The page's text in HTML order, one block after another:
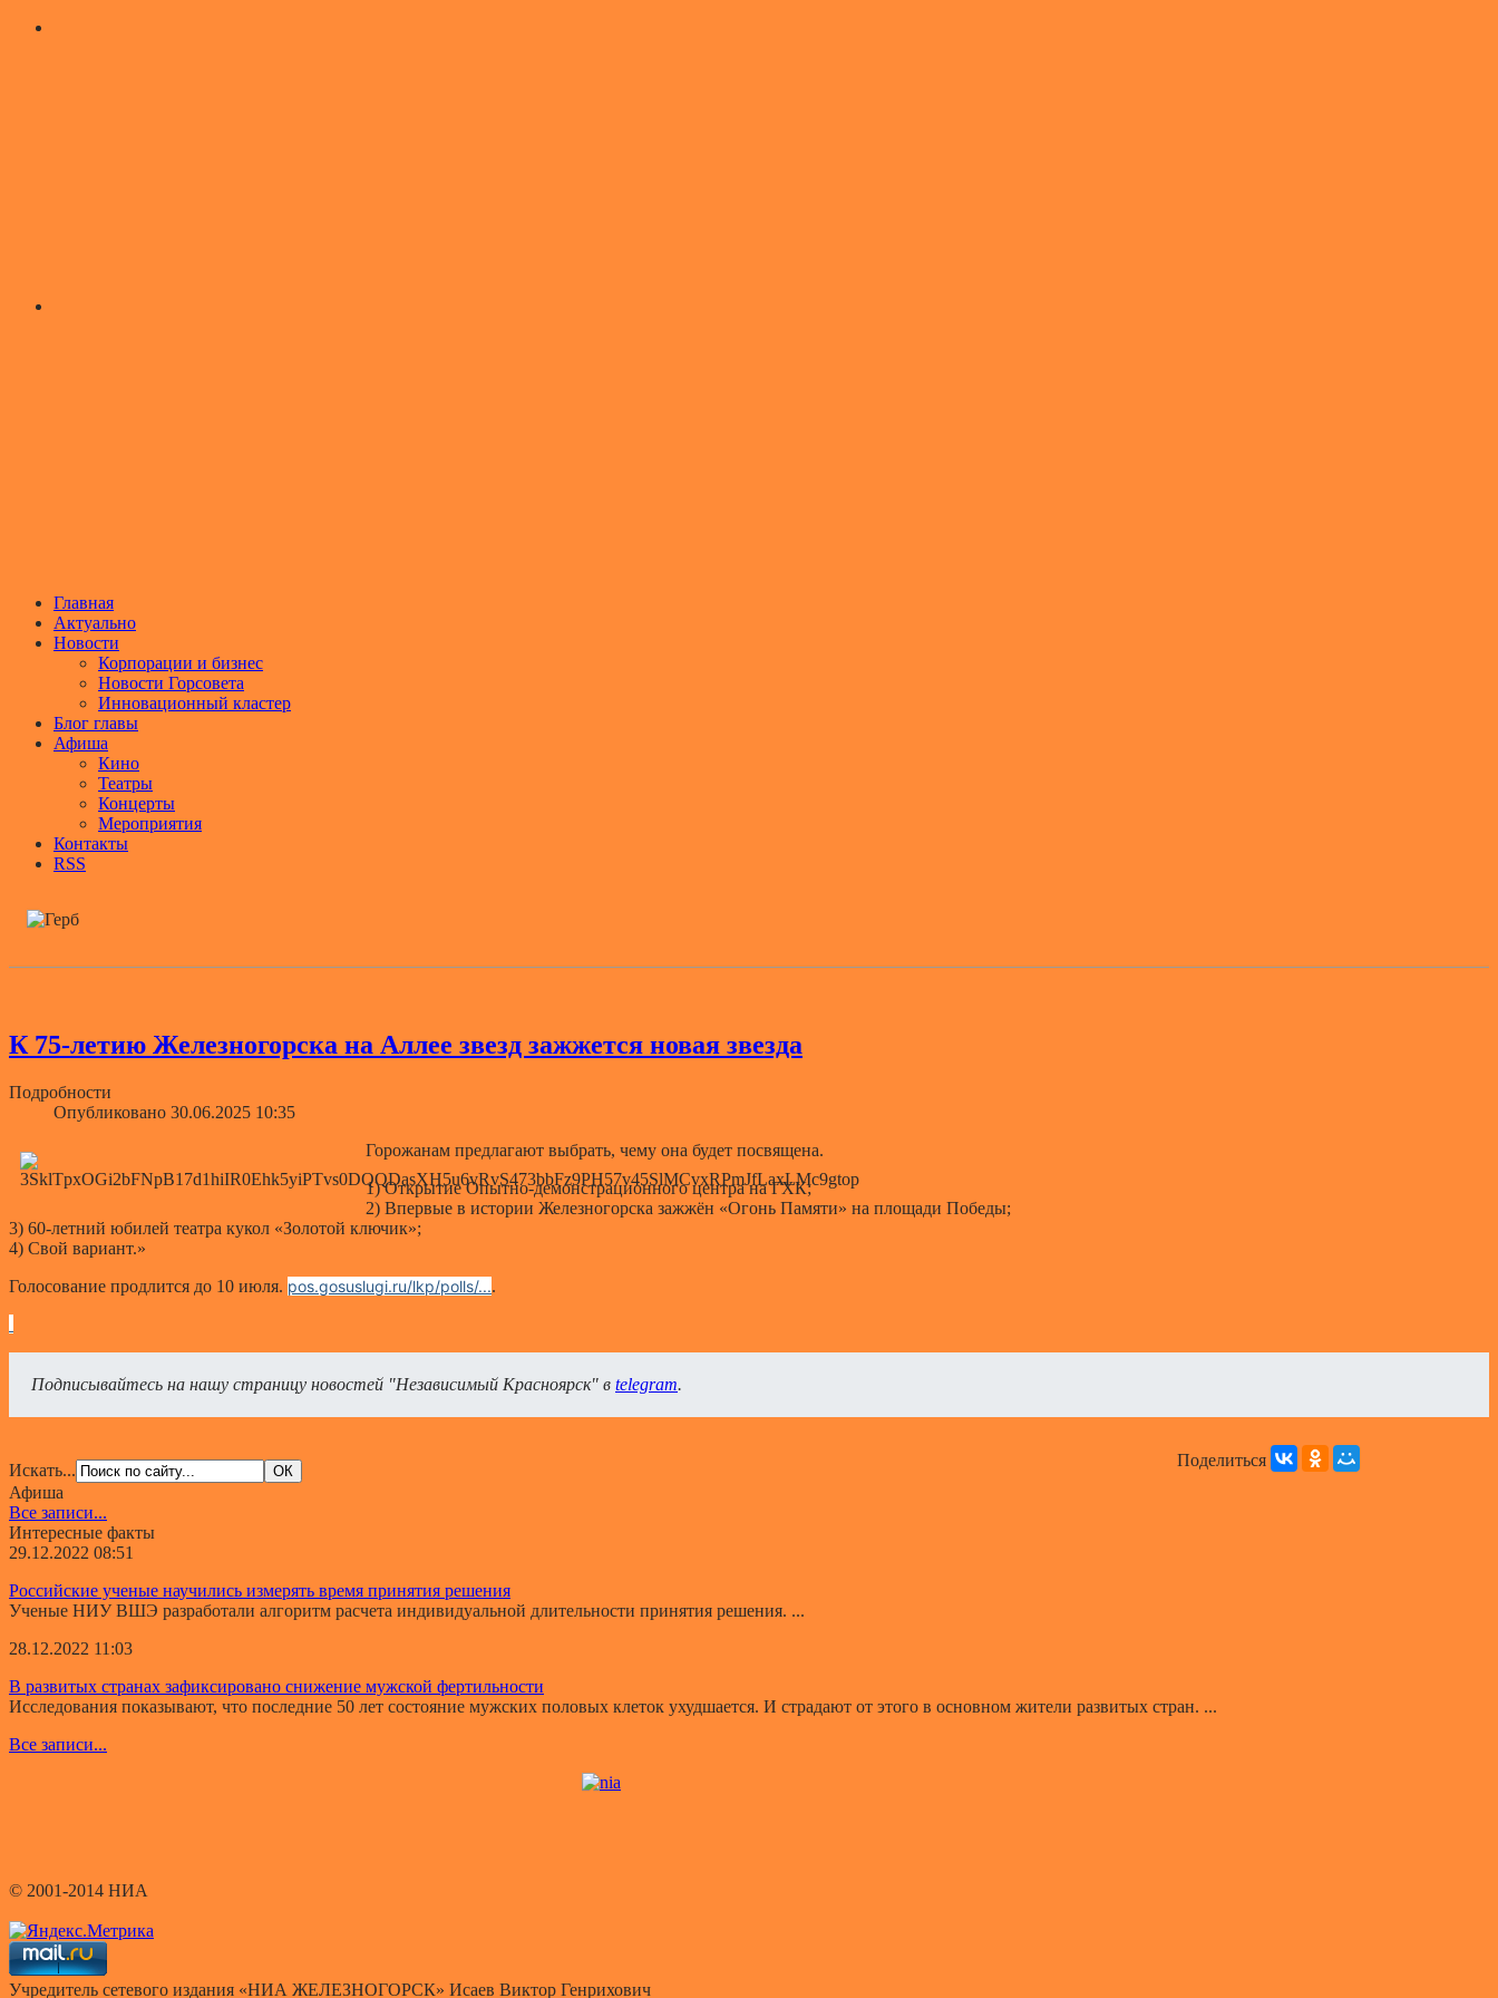
Главная
Актуально
Новости
Корпорации и бизнес
Новости Горсовета
Инновационный кластер
Блог главы
Афиша
Кино
Театры
Концерты
Мероприятия
Контакты
RSS
К 75-летию Железногорска на Аллее звезд зажжется новая звезда
Подробности
Опубликовано 30.06.2025 10:35
Горожанам предлагают выбрать, чему она будет посвящена.
1) Открытие Опытно-демонстрационного центра на ГХК;
2) Впервые в истории Железногорска зажжён «Огонь Памяти» на площади Победы;
3) 60-летний юбилей театра кукол «Золотой ключик»;
4) Свой вариант.»
Голосование продлится до 10 июля. pos.gosuslugi.ru/lkp/polls/....
Подписывайтесь на нашу страницу новостей "Независимый Красноярск" в telegram.
Поделиться
Искать...
Афиша
Все записи...
Интересные факты
29.12.2022 08:51
Российские ученые научились измерять время принятия решения
Ученые НИУ ВШЭ разработали алгоритм расчета индивидуальной длительности принятия решения. ...
28.12.2022 11:03
В развитых странах зафиксировано снижение мужской фертильности
Исследования показывают, что последние 50 лет состояние мужских половых клеток ухудшается. И страдают от этого в основном жители развитых стран. ...
Все записи...
© 2001-2014 НИА
Учредитель сетевого издания «НИА ЖЕЛЕЗНОГОРСК» Исаев Виктор Генрихович